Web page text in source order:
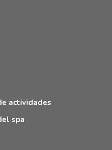
actividades
spa